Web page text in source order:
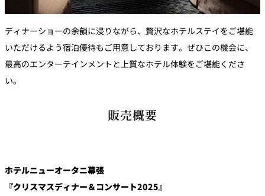
ディナーショーの余韻に浸りながら、贅沢なホテルステイをご堪能
いただけるよう宿泊優待もご用意しております。ぜひこの機会に、
最高のエンターテインメントと上質なホテル体験をご堪能くださ
い。
販売概要
ホテルニューオータニ幕張
『クリスマスディナー＆コンサート2025』